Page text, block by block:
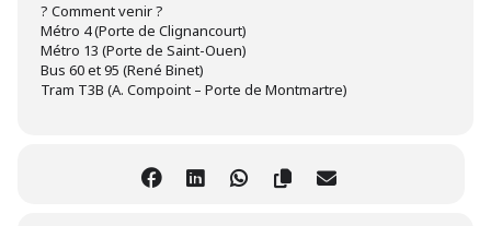
? Comment venir ?
Métro 4 (Porte de Clignancourt)
Métro 13 (Porte de Saint-Ouen)
Bus 60 et 95 (René Binet)
Tram T3B (A. Compoint – Porte de Montmartre)